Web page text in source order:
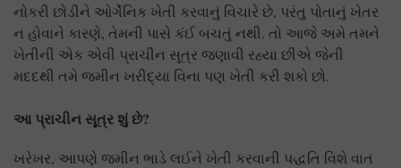
નોકરી છોડીને ઓર્ગેનિક ખેતી કરવાનું વિચારે છે, પરંતુ પોતાનું ખેતર
ન હોવાને કારણે, તેમની પાસે કંઈ બચતું નથી. તો આજે અમે તમને
ખેતીની એક એવી પ્રાચીન સૂત્ર જણાવી રહ્યા છીએ જેની
મદદથી તમે જમીન ખરીદ્યા વિના પણ ખેતી કરી શકો છો.
આ પ્રાચીન સૂત્ર શું છે?
ખરેખર, આપણે જમીન ભાડે લઈને ખેતી કરવાની પદ્ધતિ વિશે વાત